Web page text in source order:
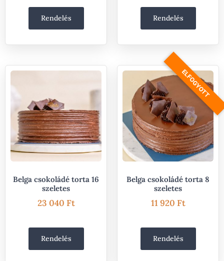
Rendelés Rendelés
Belga csokoládé torta 16
szeletes
23 040 Ft
Rendelés
ELFOGYOTT
Belga csokoládé torta 8
szeletes
11 920 Ft
Rendelés